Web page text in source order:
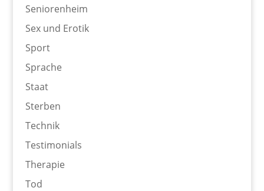
Seniorenheim
Sex und Erotik
Sport
Sprache
Staat
Sterben
Technik
Testimonials
Therapie
Tod